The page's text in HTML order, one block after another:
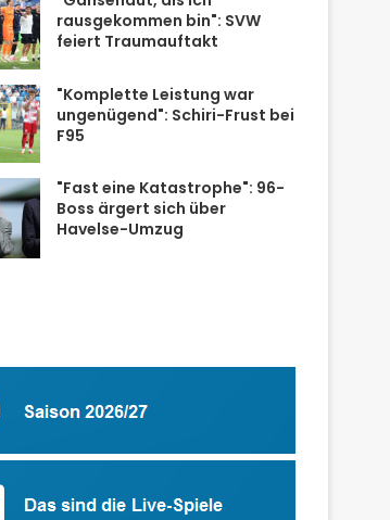
rausgekommen bin": SVW
feiert Traumauftakt
"Komplette Leistung war
ungenügend": Schiri-Frust bei
F95
"Fast eine Katastrophe": 96-
Boss ärgert sich über
Havelse-Umzug